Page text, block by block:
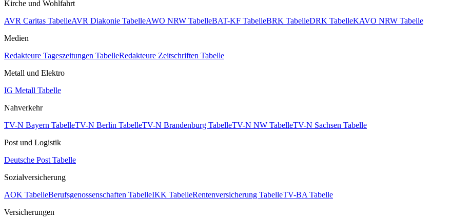
Kirche und Wohlfahrt
AVR Caritas TabelleAVR Diakonie TabelleAWO NRW TabelleBAT-KF TabelleBRK TabelleDRK TabelleKAVO NRW Tabelle
Medien
Redakteure Tageszeitungen TabelleRedakteure Zeitschriften Tabelle
Metall und Elektro
IG Metall Tabelle
Nahverkehr
TV-N Bayern TabelleTV-N Berlin TabelleTV-N Brandenburg TabelleTV-N NW TabelleTV-N Sachsen Tabelle
Post und Logistik
Deutsche Post Tabelle
Sozialversicherung
AOK TabelleBerufsgenossenschaften TabelleIKK TabelleRentenversicherung TabelleTV-BA Tabelle
Versicherungen